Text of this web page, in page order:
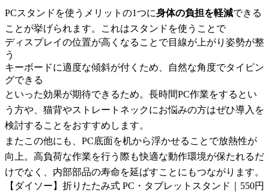
PCスタンドを使うメリットの1つに身体の負担を軽減できる
ことが挙げられます。これはスタンドを使うことで
ディスプレイの位置が高くなることで目線が上がり姿勢が整
う
キーボードに適度な傾斜が付くため、自然な角度でタイピン
グできる
といった効果が期待できるため。長時間PC作業をするとい
う方や、猫背やストレートネックにお悩みの方はぜひ導入を
検討することをおすすめします。
またこの他にも、PC底面を机から浮かせることで放熱性が
向上。高負荷な作業を行う際も快適な動作環境が保たれるだ
けでなく、内部部品の寿命を延ばすことにもつながります。
【ダイソー】折りたたみ式 PC・タブレットスタンド｜550円